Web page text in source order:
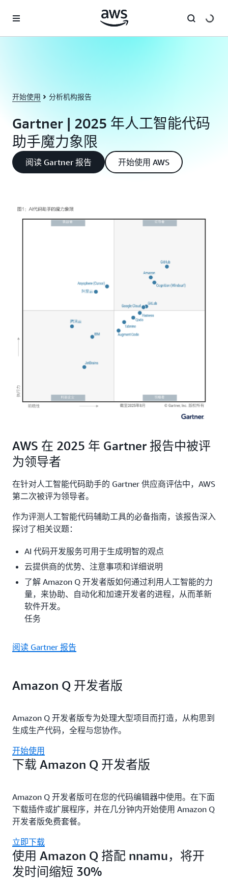
开始使用 分析机构报告
Gartner | 2025 年人工智能代码
助手魔力象限
阅读 Gartner 报告 开始使用 AWS
AWS 在 2025 年 Gartner 报告中被评
为领导者
在针对人工智能代码助手的 Gartner 供应商评估中，AWS
第二次被评为领导者。
作为评测人工智能代码辅助工具的必备指南，该报告深入
探讨了相关议题：
AI 代码开发服务可用于生成明智的观点
云提供商的优势、注意事项和详细说明
了解 Amazon Q 开发者版如何通过利用人工智能的力
量，来协助、自动化和加速开发者的进程，从而革新
软件开发。
任务
阅读 Gartner 报告
Amazon Q 开发者版
Amazon Q 开发者版专为处理大型项目而打造，从构思到
生成生产代码，全程与您协作。
开始使用
下载 Amazon Q 开发者版
Amazon Q 开发者版可在您的代码编辑器中使用。在下面
下载插件或扩展程序，并在几分钟内开始使用 Amazon Q
开发者版免费套餐。
立即下载
使用 Amazon Q 搭配 nnamu，将开
发时间缩短 30%